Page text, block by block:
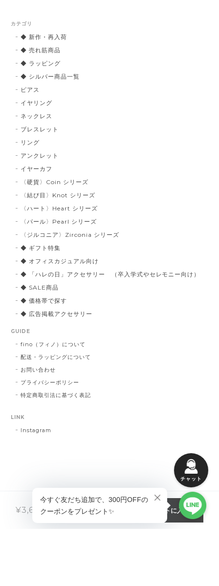
¥3,680 税込 カートに入れる
カテゴリ
◆ 新作・再入荷
◆ 売れ筋商品
◆ ラッピング
◆ シルバー商品一覧
ピアス
イヤリング
ネックレス
ブレスレット
リング
アンクレット
イヤーカフ
〈硬貨〉Coin シリーズ
〈結び目〉Knot シリーズ
〈ハート〉Heart シリーズ
〈パール〉Pearl シリーズ
〈ジルコニア〉Zirconia シリーズ
◆ ギフト特集
◆ オフィスカジュアル向け
◆ 「ハレの日」アクセサリー （卒入学式やセレモニー向け）
◆ SALE商品
◆ 価格帯で探す
◆ 広告掲載アクセサリー
GUIDE
fino（フィノ）について
配送・ラッピングについて
お問い合わせ
プライバシーポリシー
特定商取引法に基づく表記
LINK
Instagram
チャット